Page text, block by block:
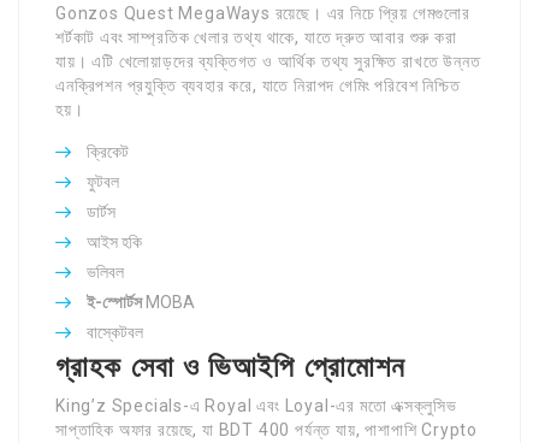
Gonzos Quest MegaWays রয়েছে। এর নিচে প্রিয় গেমগুলোর
শর্টকাট এবং সাম্প্রতিক খেলার তথ্য থাকে, যাতে দ্রুত আবার শুরু করা
যায়। এটি খেলোয়াড়দের ব্যক্তিগত ও আর্থিক তথ্য সুরক্ষিত রাখতে উন্নত
এনক্রিপশন প্রযুক্তি ব্যবহার করে, যাতে নিরাপদ গেমিং পরিবেশ নিশ্চিত
হয়।
ক্রিকেট
ফুটবল
ডার্টস
আইস হকি
ভলিবল
ই-স্পোর্টসMOBA
বাস্কেটবল
গ্রাহক সেবা ও ভিআইপি প্রোমোশন
King’z Specials-এ Royal এবং Loyal-এর মতো এক্সক্লুসিভ
সাপ্তাহিক অফার রয়েছে, যা BDT 400 পর্যন্ত যায়, পাশাপাশি Crypto